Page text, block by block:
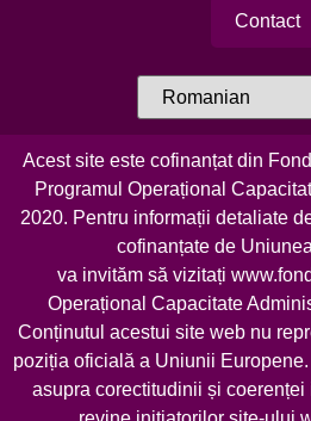
Contact
Acest site este cofinanțat din
Programul Operațional
2020. Pentru informații detaliate
cofinanțate de
va invităm să vizitați
Operațional Capacitate
Conținutul acestui site web nu
poziția oficială a Uniunii
asupra corectitudinii și